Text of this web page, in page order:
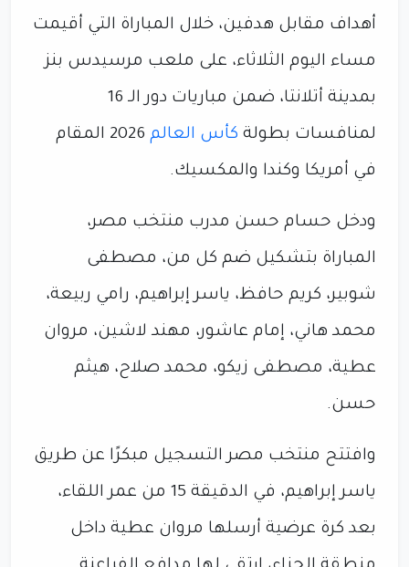
أهداف مقابل هدفين، خلال المباراة التي أقيمت
مساء اليوم الثلاثاء، على ملعب مرسيدس بنز
بمدينة أتلانتا، ضمن مباريات دور الـ 16
لمنافسات بطولة كأس العالم
2026 المقام
في أمريكا وكندا والمكسيك.
ودخل حسام حسن مدرب منتخب مصر،
المباراة بتشكيل ضم كل من، مصطفى
شوبير، كريم حافظ، ياسر إبراهيم، رامي ربيعة،
محمد هاني، إمام عاشور، مهند لاشين، مروان
عطية، مصطفى زيكو، محمد صلاح، هيثم
حسن.
وافتتح منتخب مصر التسجيل مبكرًا عن طريق
ياسر إبراهيم، في الدقيقة 15 من عمر اللقاء،
بعد كرة عرضية أرسلها مروان عطية داخل